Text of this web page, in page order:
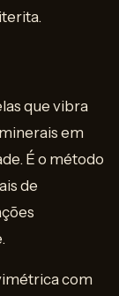
que vibra
em
É o método
de
com